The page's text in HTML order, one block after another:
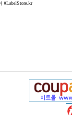
#LabelStore.kr